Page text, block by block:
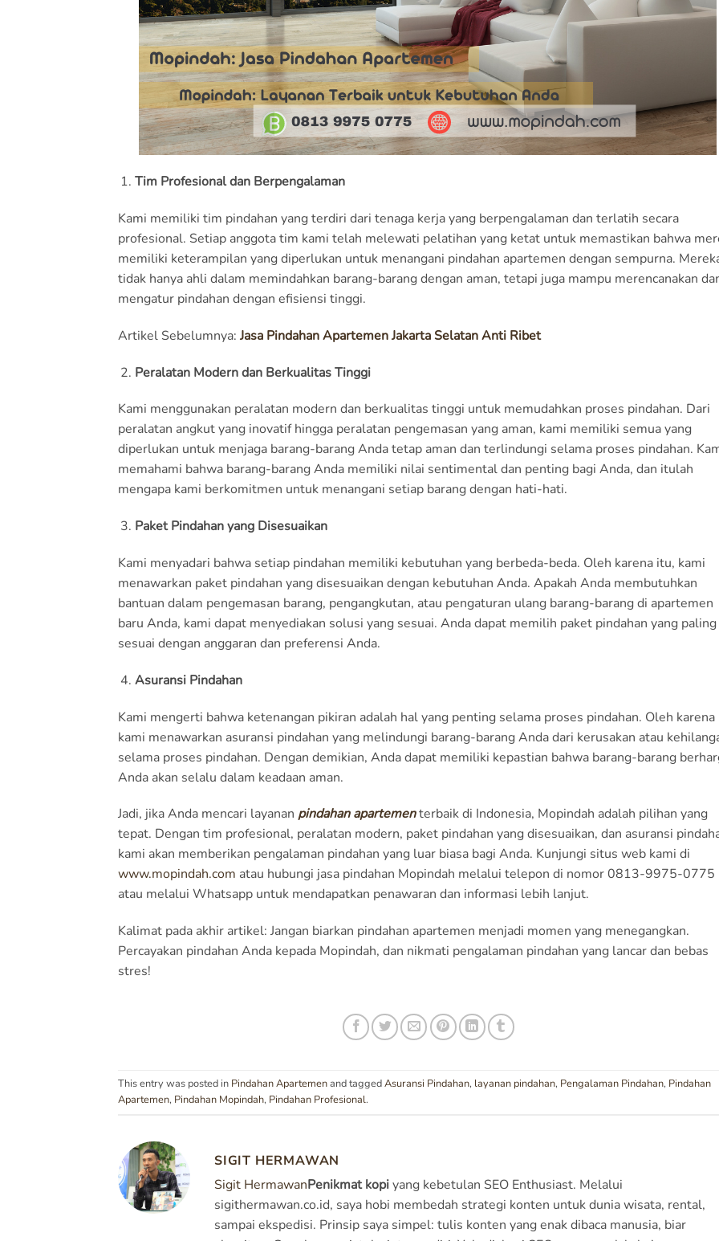
Tim Profesional dan Berpengalaman
Kami memiliki tim pindahan yang terdiri dari tenaga kerja yang berpengalaman dan terlatih secara
profesional. Setiap anggota tim kami telah melewati pelatihan yang ketat untuk memastikan bahwa
memiliki keterampilan yang diperlukan untuk menangani pindahan apartemen dengan sempurna.
tidak hanya ahli dalam memindahkan barang-barang dengan aman, tetapi juga mampu merencanakan
mengatur pindahan dengan efisiensi tinggi.
Artikel Sebelumnya: Jasa Pindahan Apartemen Jakarta Selatan Anti Ribet
Peralatan Modern dan Berkualitas Tinggi
Kami menggunakan peralatan modern dan berkualitas tinggi untuk memudahkan proses pindahan. Dari
peralatan angkut yang inovatif hingga peralatan pengemasan yang aman, kami memiliki semua yang
diperlukan untuk menjaga barang-barang Anda tetap aman dan terlindungi selama proses pindahan.
memahami bahwa barang-barang Anda memiliki nilai sentimental dan penting bagi Anda, dan itulah
mengapa kami berkomitmen untuk menangani setiap barang dengan hati-hati.
Paket Pindahan yang Disesuaikan
Kami menyadari bahwa setiap pindahan memiliki kebutuhan yang berbeda-beda. Oleh karena itu, kami
menawarkan paket pindahan yang disesuaikan dengan kebutuhan Anda. Apakah Anda membutuhkan
bantuan dalam pengemasan barang, pengangkutan, atau pengaturan ulang barang-barang di apartemen
baru Anda, kami dapat menyediakan solusi yang sesuai. Anda dapat memilih paket pindahan yang paling
sesuai dengan anggaran dan preferensi Anda.
Asuransi Pindahan
Kami mengerti bahwa ketenangan pikiran adalah hal yang penting selama proses pindahan. Oleh karena
kami menawarkan asuransi pindahan yang melindungi barang-barang Anda dari kerusakan atau
selama proses pindahan. Dengan demikian, Anda dapat memiliki kepastian bahwa barang-barang
Anda akan selalu dalam keadaan aman.
Jadi, jika Anda mencari layanan pindahan apartementerbaik di Indonesia, Mopindah adalah pilihan yang
tepat. Dengan tim profesional, peralatan modern, paket pindahan yang disesuaikan, dan asuransi
kami akan memberikan pengalaman pindahan yang luar biasa bagi Anda. Kunjungi situs web kami di
www.mopindah.com atau hubungi jasa pindahan Mopindah melalui telepon di nomor 0813-9975-0775
atau melalui Whatsapp untuk mendapatkan penawaran dan informasi lebih lanjut.
Kalimat pada akhir artikel: Jangan biarkan pindahan apartemen menjadi momen yang menegangkan.
Percayakan pindahan Anda kepada Mopindah, dan nikmati pengalaman pindahan yang lancar dan bebas
stres!
This entry was posted in Pindahan Apartemenand taggedAsuransi Pindahan, layanan pindahan, Pengalaman Pindahan, Pindahan
Apartemen, Pindahan Mopindah, Pindahan Profesional.
SIGIT HERMAWAN
Sigit HermawanPenikmat kopiyang kebetulan SEO Enthusiast. Melalui
sigithermawan.co.id, saya hobi membedah strategi konten untuk dunia wisata, rental,
sampai ekspedisi. Prinsip saya simpel: tulis konten yang enak dibaca manusia, biar